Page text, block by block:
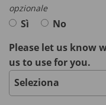
opzionale
Sì
No
Please let us know
us to use for you.
Seleziona